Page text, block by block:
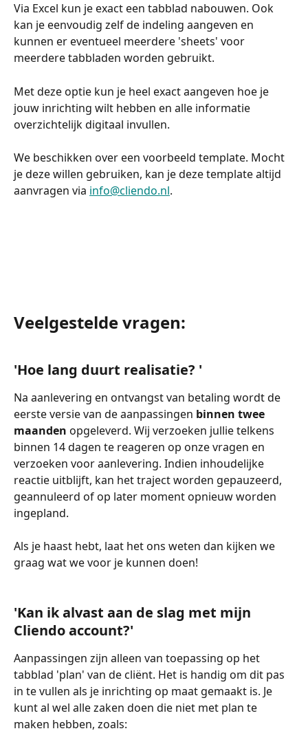
Via Excel kun je exact een tabblad nabouwen. Ook
kan je eenvoudig zelf de indeling aangeven en
kunnen er eventueel meerdere 'sheets' voor
meerdere tabbladen worden gebruikt.
Met deze optie kun je heel exact aangeven hoe je
jouw inrichting wilt hebben en alle informatie
overzichtelijk digitaal invullen.
We beschikken over een voorbeeld template. Mocht
je deze willen gebruiken, kan je deze template altijd
aanvragen via info@cliendo.nl.
Veelgestelde vragen:
'Hoe lang duurt realisatie? '
Na aanlevering en ontvangst van betaling wordt de
eerste versie van de aanpassingen binnen twee
maanden opgeleverd. Wij verzoeken jullie telkens
binnen 14 dagen te reageren op onze vragen en
verzoeken voor aanlevering. Indien inhoudelijke
reactie uitblijft, kan het traject worden gepauzeerd,
geannuleerd of op later moment opnieuw worden
ingepland.
Als je haast hebt, laat het ons weten dan kijken we
graag wat we voor je kunnen doen!
'Kan ik alvast aan de slag met mijn
Cliendo account?'
Aanpassingen zijn alleen van toepassing op het
tabblad 'plan' van de cliënt. Het is handig om dit pas
in te vullen als je inrichting op maat gemaakt is. Je
kunt al wel alle zaken doen die niet met plan te
maken hebben, zoals: